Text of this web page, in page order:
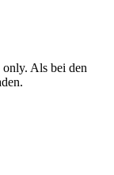
Als bei den